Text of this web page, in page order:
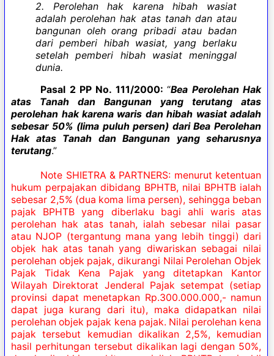
2. Perolehan hak karena hibah wasiat
adalah perolehan hak atas tanah dan atau
bangunan oleh orang pribadi atau badan
dari pemberi hibah wasiat, yang berlaku
setelah pemberi hibah wasiat meninggal
dunia.
Pasal 2 PP No. 111/2000:“Bea Perolehan Hak
atas Tanah dan Bangunan yang terutang atas
perolehan hak karena waris dan hibah wasiat adalah
sebesar 50% (lima puluh persen) dari Bea Perolehan
Hak atas Tanah dan Bangunan yang seharusnya
terutang.”
Note SHIETRA & PARTNERS: menurut ketentuan
hukum perpajakan dibidang BPHTB, nilai BPHTB ialah
sebesar 2,5% (dua koma lima persen), sehingga beban
pajak BPHTB yang diberlaku bagi ahli waris atas
perolehan hak atas tanah, ialah sebesar nilai pasar
atau NJOP (tergantung mana yang lebih tinggi) dari
objek hak atas tanah yang diwariskan sebagai nilai
perolehan objek pajak, dikurangi Nilai Perolehan Objek
Pajak Tidak Kena Pajak
yang ditetapkan Kantor
Wilayah Direktorat Jenderal Pajak setempat (setiap
provinsi dapat menetapkan Rp.300.000.000,- namun
dapat juga kurang dari itu), maka didapatkan nilai
perolehan objek pajak kena pajak. Nilai perolehan kena
pajak tersebut kemudian dikalikan 2,5%, kemudian
hasil perhitungan tersebut dikalikan lagi dengan 50%,